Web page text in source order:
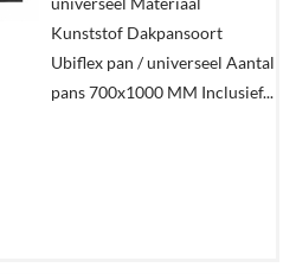
Kunststof Dakpansoort
Ubiflex pan / universeel Aantal
pans 700x1000 MM Inclusief...